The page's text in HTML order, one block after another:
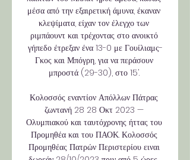
μέσα από την εξαιρετική άμυνα, έκαναν
κλεψίματα, είχαν τον έλεγχο των
ριμπάουντ και τρέχοντας στο ανοικτό
γήπεδο έτρεξαν ένα 13-0 με Γουίλιαμς-
Γκος και Μπόγρη, για να περάσουν
μπροστά (29-30), στο 15’.
Κολοσσός εναντίον Απόλλων Πάτρας
ζωντανή 28 28 Οκτ 2023 —
Ολυμπιακού και ταυτόχρονης ήττας του
Προμηθέα και του ΠΑΟΚ. Κολοσσός
Προμηθέας Πατρών Περιστερίου ειναι